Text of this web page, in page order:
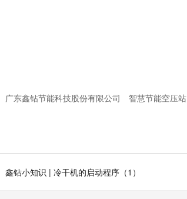
广东鑫钻节能科技股份有限公司 智慧节能空压站
鑫钻小知识 | 冷干机的启动程序（1）